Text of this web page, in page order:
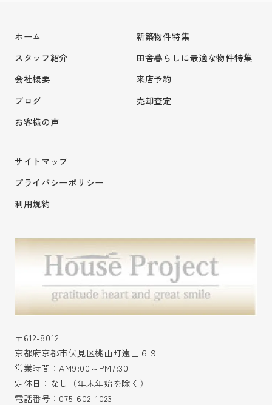
ホーム
スタッフ紹介
会社概要
ブログ
お客様の声
新築物件特集
田舎暮らしに最適な物件特集
来店予約
売却査定
サイトマップ
プライバシーポリシー
利用規約
〒612-8012
京都府京都市伏見区桃山町遠山６９
営業時間：AM9:00～PM7:30
定休日：なし（年末年始を除く）
電話番号： 075-602-1023